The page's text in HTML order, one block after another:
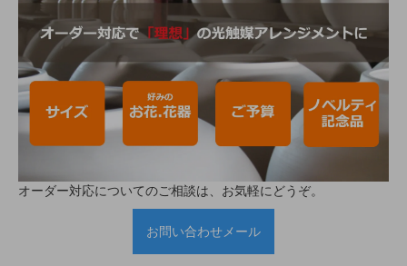
オーダー対応についてのご相談は、お気軽にどうぞ。
お問い合わせメール